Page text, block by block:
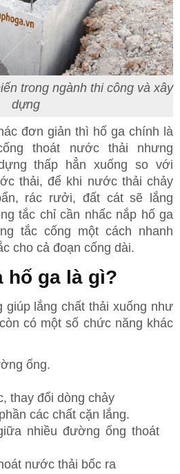
trong ngành thi công và xây
dựng
đơn giản thì hố ga chính là
thoát nước thải nhưng
thấp hẳn xuống so với
thải, để khi nước thải chảy
rác rưởi, đất cát sẽ lắng
tắc chỉ cần nhấc nắp hố ga
tắc cống một cách nhanh
cho cả đoạn cống dài.
hố ga là gì?
giúp lắng chất thải xuống như
có một số chức năng khác
ống.
thay đổi dòng chảy
các chất cặn lắng.
nhiều đường ống thoát
nước thải bốc ra